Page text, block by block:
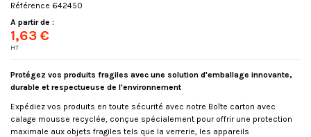
Référence 642450
A partir de :
1,63 €
HT
Protégez vos produits fragiles avec une solution d'emballage innovante,
durable et respectueuse de l'environnement
Expédiez vos produits en toute sécurité avec notre Boîte carton avec
calage mousse recyclée, conçue spécialement pour offrir une protection
maximale aux objets fragiles tels que la verrerie, les appareils